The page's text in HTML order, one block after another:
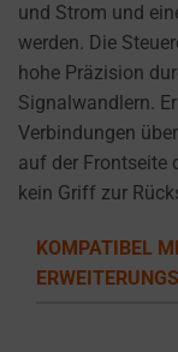
und Strom und
werden. Die
hohe Präzision
Signalwandlern.
Verbindungen
auf der Frontseite
kein Griff zur
KOMPATIBEL
the
website’s
privacy
policy.
This
document
outlines